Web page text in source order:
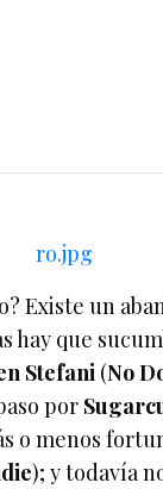
Existe un
hay que
Stefani (No
por
o menos
); y todavía